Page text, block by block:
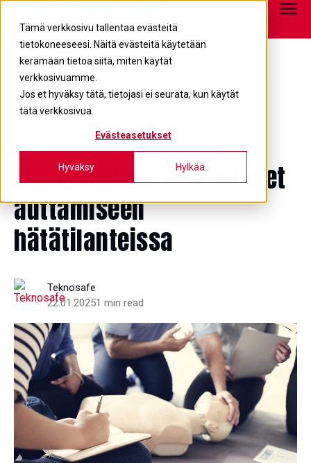
Tämä verkkosivu tallentaa evästeitä
tietokoneeseesi. Näitä evästeitä käytetään
kerämään tietoa siitä, miten käytät
verkkosivuamme.
Jos et hyväksy tätä, tietojasi ei seurata, kun käytät
tätä verkkosivua.
Evästeasetukset
Hyväksy Hylkää
05 680 7700
Koulutus
Ensiapukurssit: valmiudet
auttamiseen
hätätilanteissa
Teknosafe
22.01.20251 min read